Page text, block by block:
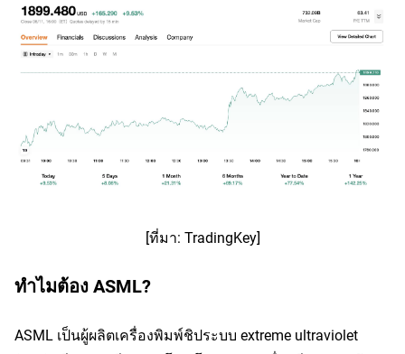
[ที่มา: TradingKey]
ทำไมต้อง ASML?
ASML เป็นผู้ผลิตเครื่องพิมพ์ชิประบบ extreme ultraviolet